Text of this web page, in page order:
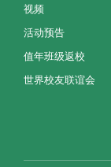
视频
活动预告
值年班级返校
世界校友联谊会